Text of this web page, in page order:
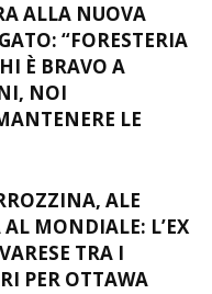
ALLA NUOVA
“FORESTERIA
È BRAVO A
NOI
LE
ALE
MONDIALE: L’EX
TRA I
PER OTTAWA